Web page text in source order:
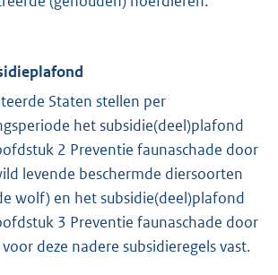
Staten stellen per
het subsidie(deel)plafond
2 Preventie faunaschade door
levende beschermde diersoorten
wolf) en het subsidie(deel)plafond
3 Preventie faunaschade door
deze nadere subsidieregels vast.